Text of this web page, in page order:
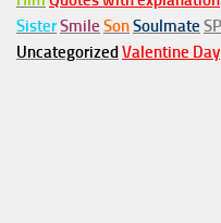
SisterSmile SonSoulmate
Uncategorized Valentine Day